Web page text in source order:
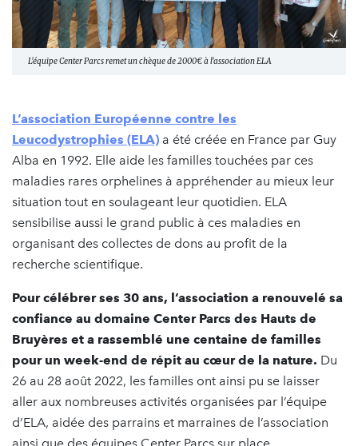
L'équipe Center Parcs remet un chèque de 2000€ à l'association ELA
L’association Européenne contre les
Leucodystrophies (ELA) a été créée en France par Guy
Alba en 1992. Elle aide les familles touchées par ces
maladies rares orphelines à appréhender au mieux leur
situation tout en soulageant leur quotidien. ELA
sensibilise aussi le grand public à ces maladies en
organisant des collectes de dons au profit de la
recherche scientifique.
Pour célébrer ses 30 ans, l’association a renouvelé sa
confiance au domaine Center Parcs des Hauts de
Bruyères et a rassemblé une centaine de familles
pour un week-end de répit au cœur de la nature. Du
26 au 28 août 2022, les familles ont ainsi pu se laisser
aller aux nombreuses activités organisées par l’équipe
d’ELA, aidée des parrains et marraines de l’association
ainsi que des équipes Center Parcs sur place.